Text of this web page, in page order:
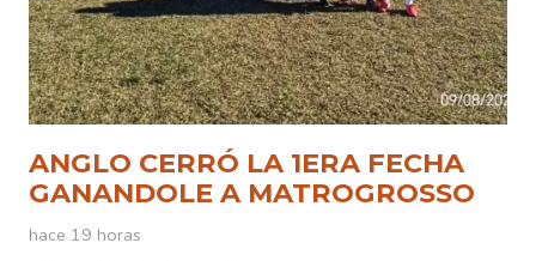
ANGLO CERRÓ LA 1ERA FECHA
GANANDOLE A MATROGROSSO
hace 19 horas